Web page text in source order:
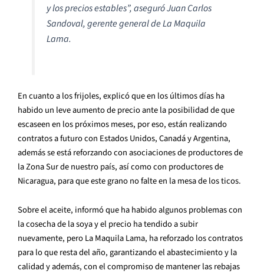
y los precios estables”, aseguró Juan Carlos
Sandoval, gerente general de La Maquila
Lama.
En cuanto a los frijoles, explicó que en los últimos días ha
habido un leve aumento de precio ante la posibilidad de que
escaseen en los próximos meses, por eso, están realizando
contratos a futuro con Estados Unidos, Canadá y Argentina,
además se está reforzando con asociaciones de productores de
la Zona Sur de nuestro país, así como con productores de
Nicaragua, para que este grano no falte en la mesa de los ticos.
Sobre el aceite, informó que ha habido algunos problemas con
la cosecha de la soya y el precio ha tendido a subir
nuevamente, pero La Maquila Lama, ha reforzado los contratos
para lo que resta del año, garantizando el abastecimiento y la
calidad y además, con el compromiso de mantener las rebajas